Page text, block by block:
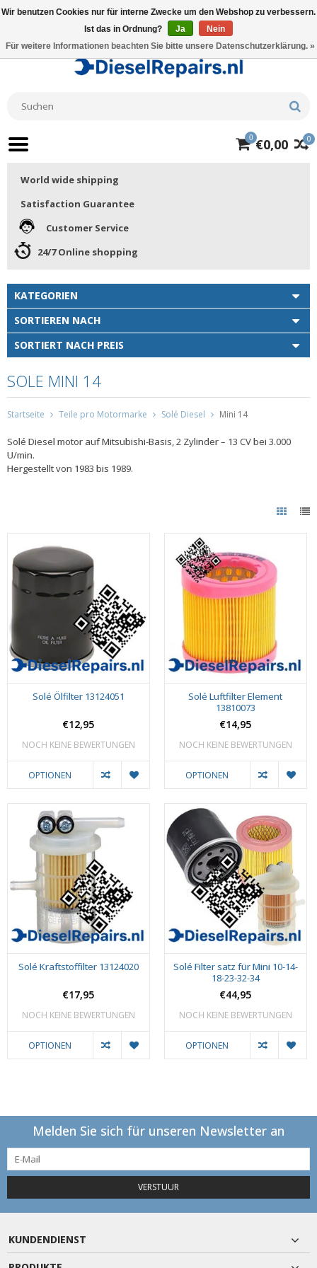
0
0 €0,00
World wide shipping
Satisfaction Guarantee
Customer Service
24/7 Online shopping
KATEGORIEN
SORTIEREN NACH
SORTIERT NACH PREIS
SOLE MINI 14
Startseite Teile pro Motormarke Solé Diesel Mini 14
Solé Diesel motor auf Mitsubishi-Basis, 2 Zylinder – 13 CV bei 3.000
U/min.
Hergestellt von 1983 bis 1989.
Solé Ölfilter 13124051
€12,95
NOCH KEINE BEWERTUNGEN
OPTIONEN
Solé Luftfilter Element
13810073
€14,95
NOCH KEINE BEWERTUNGEN
OPTIONEN
Solé Kraftstoffilter 13124020
€17,95
NOCH KEINE BEWERTUNGEN
OPTIONEN
Solé Filter satz für Mini 10-14-
18-23-32-34
€44,95
NOCH KEINE BEWERTUNGEN
OPTIONEN
Melden Sie sich für unseren Newsletter an
VERSTUUR
KUNDENDIENST
Wir benutzen Cookies nur für interne Zwecke um den Webshop zu verbessern.
Ist das in Ordnung?
Ja
Nein
Für weitere Informationen beachten Sie bitte unsere Datenschutzerklärung. »